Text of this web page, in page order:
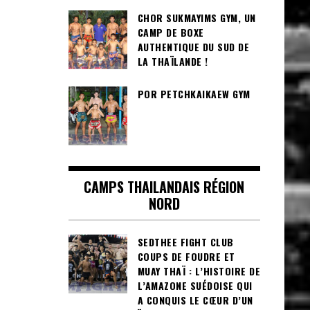
CHOR SUKMAYIMS GYM, UN
CAMP DE BOXE
AUTHENTIQUE DU SUD DE
LA THAÏLANDE !
POR PETCHKAIKAEW GYM
CAMPS THAILANDAIS RÉGION
NORD
SEDTHEE FIGHT CLUB
COUPS DE FOUDRE ET
MUAY THAÏ : L’HISTOIRE DE
L’AMAZONE SUÉDOISE QUI
A CONQUIS LE CŒUR D’UN